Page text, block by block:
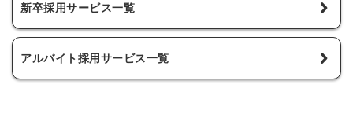
新卒採用サービス一覧
アルバイト採用サービス一覧